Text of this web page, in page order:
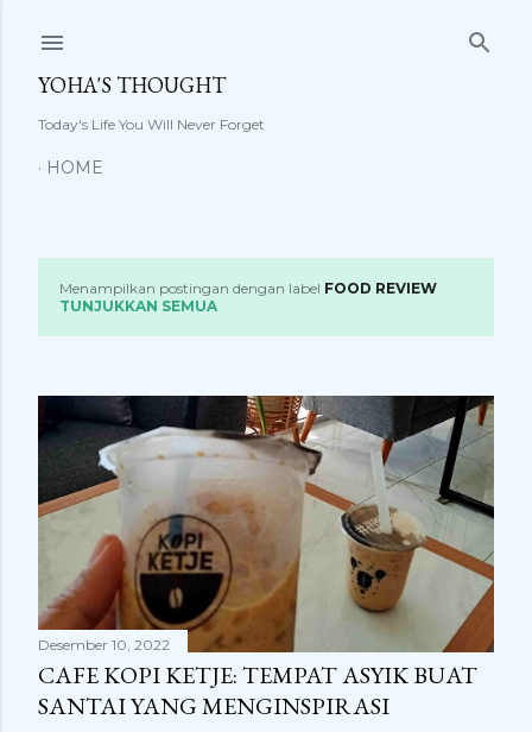
YOHA'S THOUGHT
Today's Life You Will Never Forget
HOME
s
t
i
g
a
n
Menampilkan postingan dengan label FOOD REVIEW
TUNJUKKAN SEMUA
Desember 10, 2022
CAFE KOPI KETJE: TEMPAT ASYIK BUAT
SANTAI YANG MENGINSPIRASI